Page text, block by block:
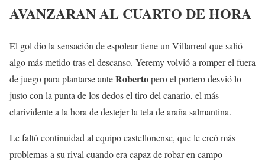
AVANZARAN AL CUARTO DE HORA
El gol dio la sensación de espolear tiene un Villarreal que salió
algo más metido tras el descanso. Yeremy volvió a romper el fuera
de juego para plantarse anteRobertopero el portero desvió lo
justo con la punta de los dedos el tiro del canario, el más
clarividente a la hora de destejer la tela de araña salmantina.
Le faltó continuidad al equipo castellonense, que le creó más
problemas a su rival cuando era capaz de robar en campo